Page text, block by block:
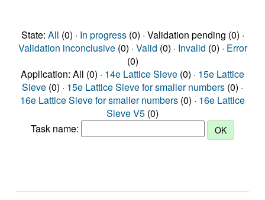
State: All (0) · In progress(0) · Validation pending (0) ·
Validation inconclusive(0) · Valid (0) · Invalid (0) · Error
(0)
Application: All (0) · 14e Lattice Sieve (0) · 15e Lattice
Sieve (0) · 15e Lattice Sieve for smaller numbers (0) ·
16e Lattice Sieve for smaller numbers (0) · 16e Lattice
Sieve V5 (0)
Task name: